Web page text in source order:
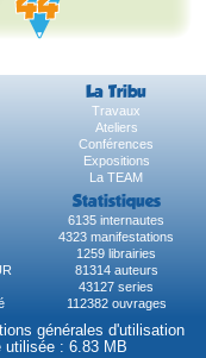
La Tribu
Travaux
Ateliers
Conférences
Expositions
La TEAM
Statistiques
6135 internautes
4323 manifestations
1259 librairies
81314 auteurs
43127 series
112382 ouvrages
générales d'utilisation
utilisée : 6.83 MB